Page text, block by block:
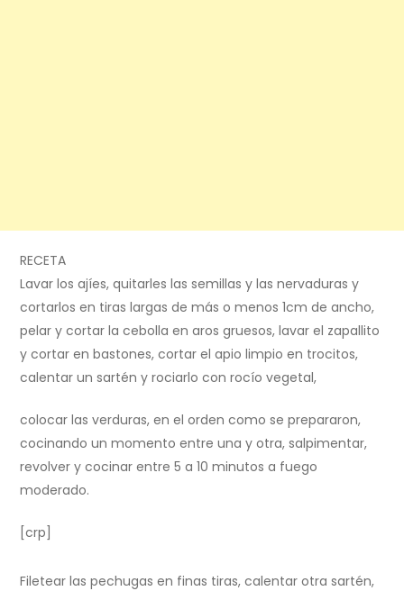
RECETA
Lavar los ajíes, quitarles las semillas y las nervaduras y
cortarlos en tiras largas de más o menos 1cm de ancho,
pelar y cortar la cebolla en aros gruesos, lavar el zapallito
y cortar en bastones, cortar el apio limpio en trocitos,
calentar un sartén y rociarlo con rocío vegetal,
colocar las verduras, en el orden como se prepararon,
cocinando un momento entre una y otra, salpimentar,
revolver y cocinar entre 5 a 10 minutos a fuego
moderado.
[crp]
Filetear las pechugas en finas tiras, calentar otra sartén,